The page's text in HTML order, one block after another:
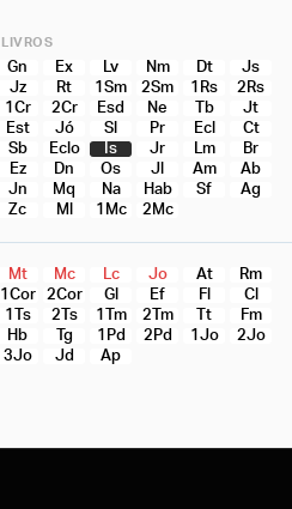
LIVROS
Gn Ex Lv Nm Dt
Js
Jz
Rt 1Sm 2Sm 1Rs
2Rs
1Cr
2Cr Esd Ne Tb
Jt
Est
Jó Sl Pr Ecl
Ct
Sb
Eclo Is Jr Lm
Br
Ez
Dn Os Jl Am
Ab
Jn
Mq Na Hab Sf
Ag
Zc
Ml 1Mc 2Mc
Mt Mc Lc Jo At
Rm
1Cor
2Cor Gl Ef Fl
Cl
1Ts
2Ts 1Tm 2Tm Tt
Fm
Hb
Tg 1Pd 2Pd 1Jo
2Jo
3Jo
Jd Ap